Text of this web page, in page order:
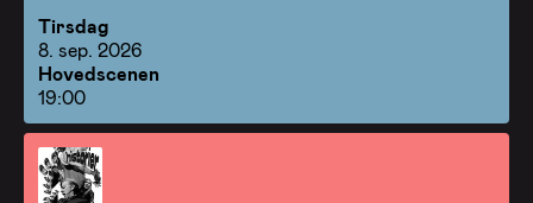
Tirsdag
8. sep. 2026
Hovedscenen
19:00